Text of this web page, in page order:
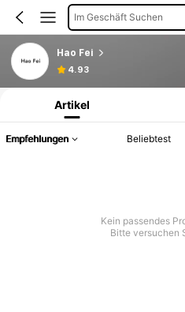
Im Geschäft Suchen
Hao Fei
4.93
Produktinformation: Preisangabe,
Artikel
Empfehlungen Beliebtest
Kein passendes
Bitte versuchen